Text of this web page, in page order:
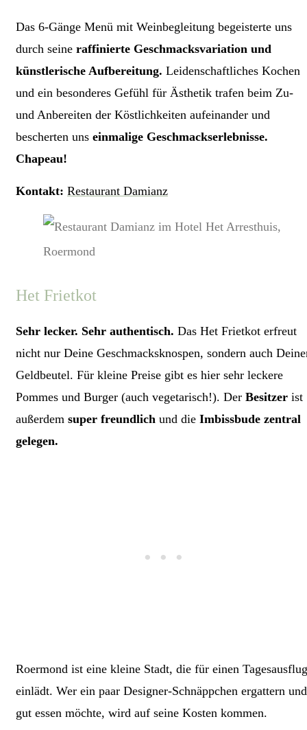
Das 6-Gänge Menü mit Weinbegleitung begeisterte uns
durch seine raffinierte Geschmacksvariation und
künstlerische Aufbereitung. Leidenschaftliches Kochen
und ein besonderes Gefühl für Ästhetik trafen beim Zu-
und Anbereiten der Köstlichkeiten aufeinander und
bescherten uns einmalige Geschmackserlebnisse.
Chapeau!
Kontakt: Restaurant Damianz
Het Frietkot
Sehr lecker. Sehr authentisch. Das Het Frietkot erfreut
nicht nur Deine Geschmacksknospen, sondern auch
Geldbeutel. Für kleine Preise gibt es hier sehr leckere
Pommes und Burger (auch vegetarisch!). Der Besitzer ist
außerdem super freundlich und die Imbissbude zentral
gelegen.
Roermond ist eine kleine Stadt, die für einen Tagesausflug
einlädt. Wer ein paar Designer-Schnäppchen ergattern und
gut essen möchte, wird auf seine Kosten kommen.